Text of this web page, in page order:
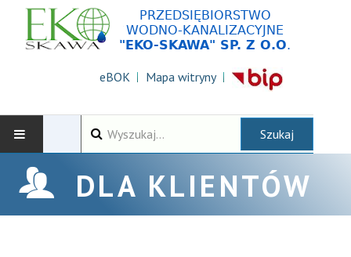
eBOK Mapa witryny
Szukaj
DLA KLIENTÓW